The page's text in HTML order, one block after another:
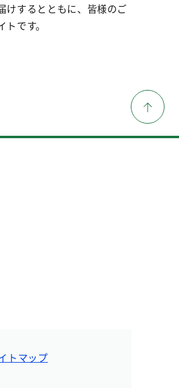
けするとともに、皆様のご
です。
トマップ